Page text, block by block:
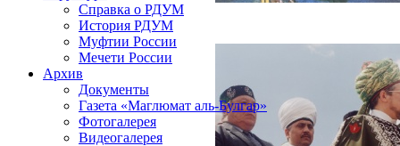
Справка о РДУМ
История РДУМ
Муфтии России
Мечети России
Архив
Документы
Газета «Маглюмат аль-Булгар»
Фотогалерея
Видеогалерея